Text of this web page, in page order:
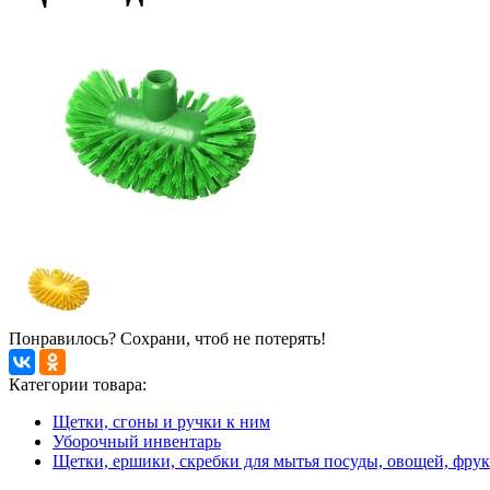
Понравилось? Сохрани, чтоб не потерять!
Категории товара:
Щетки, сгоны и ручки к ним
Уборочный инвентарь
Щетки, ершики, скребки для мытья посуды, овощей,